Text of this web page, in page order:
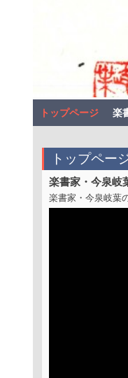
トップページ 楽
トップペー
楽書家・今泉岐
楽書家・今泉岐葉